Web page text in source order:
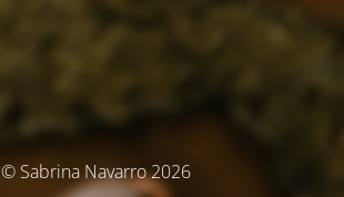
© Sabrina Navarro 2026